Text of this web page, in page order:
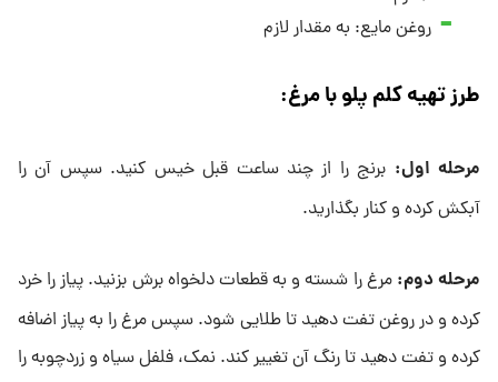
روغن مایع: به مقدار لازم
طرز تهیه کلم پلو با مرغ:
مرحله اول: برنج را از چند ساعت قبل خیس کنید. سپس آن را
آبکش کرده و کنار بگذارید.
مرحله دوم: مرغ را شسته و به قطعات دلخواه برش بزنید. پیاز را خرد
کرده و در روغن تفت دهید تا طلایی شود. سپس مرغ را به پیاز اضافه
کرده و تفت دهید تا رنگ آن تغییر کند. نمک، فلفل سیاه و زردچوبه را